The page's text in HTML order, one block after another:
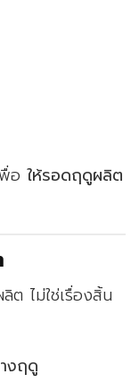
อ ให้รอดฤดูผลิต
ต ไม่ใช่เรื่องสิ้น
งฤดู